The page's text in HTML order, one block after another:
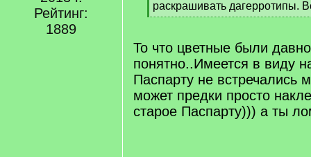
Рейтинг:
1889
раскрашивать дагерротипы.
[
q
То что цветные были
понятно..Имеется в виду
Паспарту не встречались
может предки просто
старое Паспарту))) а ты